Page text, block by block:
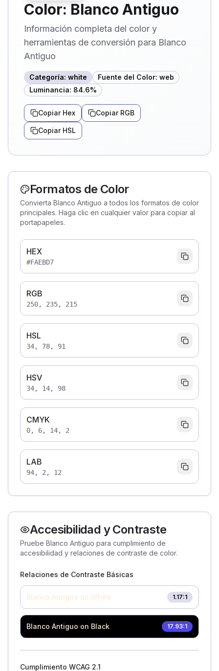
Color: Blanco Antiguo
Información completa del color y
herramientas de conversión para Blanco
Antiguo
Categoría: white Fuente del Color: web
Luminancia: 84.6%
Copiar Hex Copiar RGB
Copiar HSL
Formatos de Color
Convierta Blanco Antiguo a todos los formatos de color
principales. Haga clic en cualquier valor para copiar al
portapapeles.
HEX
#FAEBD7
RGB
250, 235, 215
HSL
34, 78, 91
HSV
34, 14, 98
CMYK
0, 6, 14, 2
LAB
94, 2, 12
Accesibilidad y Contraste
Pruebe Blanco Antiguo para cumplimiento de
accesibilidad y relaciones de contraste de color.
Relaciones de Contraste Básicas
Blanco Antiguo on White 1.17:1
Blanco Antiguo on Black 17.93:1
Cumplimiento WCAG 2.1